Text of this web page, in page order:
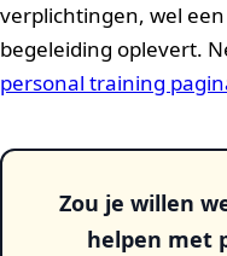
verplichtingen, wel
begeleiding oplevert.
personal training
Zou je willen
helpen met